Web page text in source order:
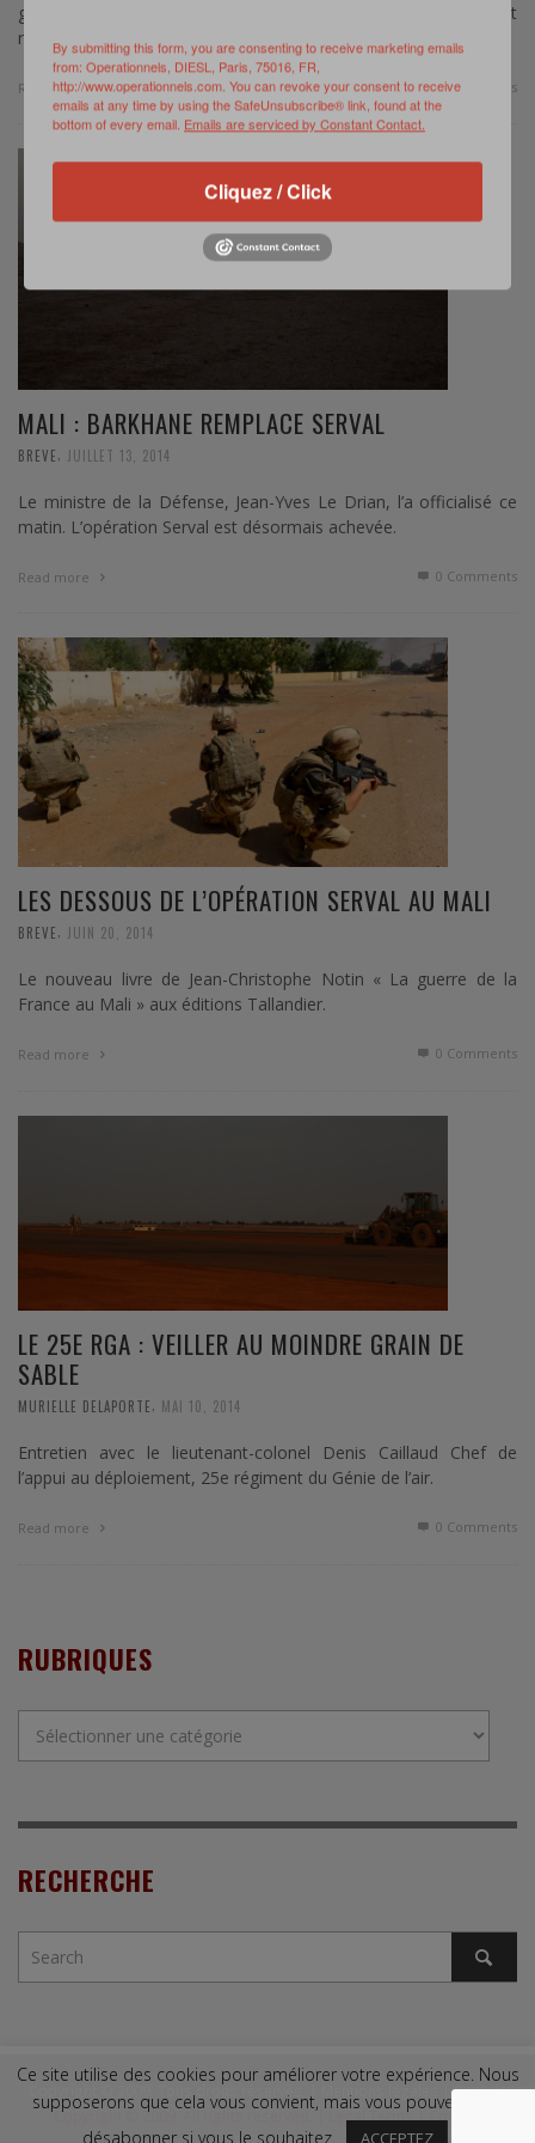
grandissante de l’activité des armées. Tel est le sujet d’un récent
rapport parlementaire très intéressant.
Read more 0 Comments
MALI : BARKHANE REMPLACE SERVAL
BREVE JUILLET 13, 2014
Le ministre de la Défense, Jean-Yves Le Drian, l’a officialisé ce
matin. L’opération Serval est désormais achevée.
Read more 0 Comments
LES DESSOUS DE L’OPÉRATION SERVAL AU MALI
BREVE JUIN 20, 2014
Le nouveau livre de Jean-Christophe Notin « La guerre de la
France au Mali » aux éditions Tallandier.
Read more 0 Comments
LE 25E RGA : VEILLER AU MOINDRE GRAIN DE
SABLE
MURIELLE DELAPORTE, MAI 10, 2014
Entretien avec le lieutenant-colonel Denis Caillaud Chef de
l’appui au déploiement, 25e régiment du Génie de l’air.
Read more 0 Comments
RUBRIQUES
RECHERCHE
Copyright © 2009. Tous droits réservés. | Mentions légales |Contact
Copyright © 2009. All rights reserved. |
Legal Terms
Ce site utilise des cookies pour améliorer votre expérience. Nous
supposerons que cela vous convient, mais vous pouvez vous
désabonner si vous le souhaitez.
ACCEPTEZ
By submitting this form, you are consenting to receive marketing emails
from: Operationnels, DIESL, Paris, 75016, FR,
http://www.operationnels.com. You can revoke your consent to receive
emails at any time by using the SafeUnsubscribe® link, found at the
bottom of every email. Emails are serviced by Constant Contact.
Cliquez / Click